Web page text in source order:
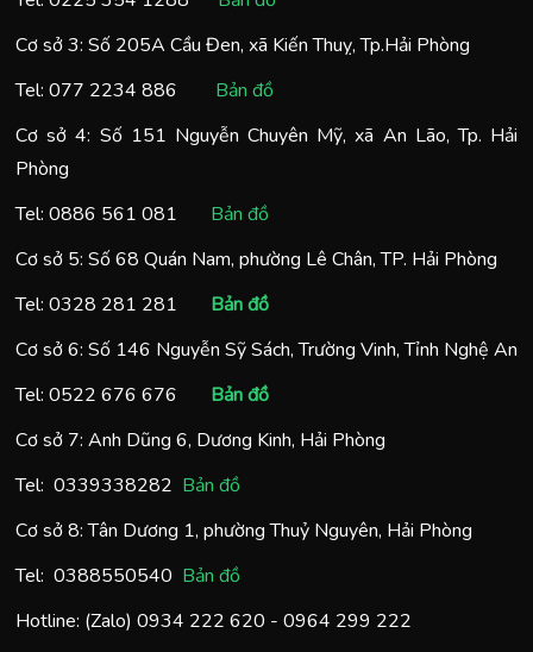
Cơ sở 3: Số 205A Cầu Đen, xã Kiến Thuỵ, Tp.Hải Phòng
Tel: 077 2234 886
Bản đồ
Cơ sở 4: Số 151 Nguyễn Chuyên Mỹ, xã An Lão, Tp. Hải
Phòng
Tel: 0886 561 081
Bản đồ
Cơ sở 5: Số 68 Quán Nam, phường Lê Chân, TP. Hải Phòng
Tel: 0328 281 281
Bản đồ
Cơ sở 6: Số 146 Nguyễn Sỹ Sách, Trường Vinh, Tỉnh Nghệ An
Tel: 0522 676 676
Bản đồ
Cơ sở 7: Anh Dũng 6, Dương Kinh, Hải Phòng
Tel: 0339338282 Bản đồ
Cơ sở 8: Tân Dương 1, phường Thuỷ Nguyên, Hải Phòng
Tel: 0388550540 Bản đồ
Hotline: (Zalo) 0934 222 620 - 0964 299 222